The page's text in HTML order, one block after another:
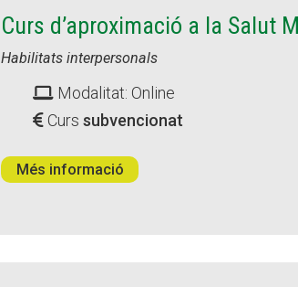
Curs d’aproximació a la Salut
Habilitats interpersonals
Modalitat: Online
Curssubvencionat
Més informació